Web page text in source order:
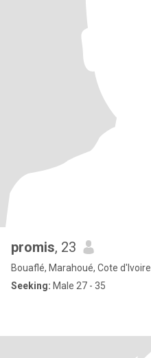
promis, 23
Bouaflé, Marahoué, Cote d'Ivoire
Seeking: Male 27 - 35